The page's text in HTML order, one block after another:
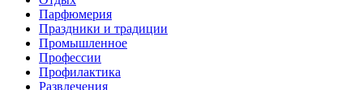
Парфюмерия
Праздники и традиции
Промышленное
Профессии
Профилактика
Развлечения